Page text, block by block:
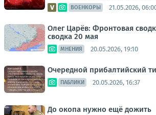
ВОЕНКОРЫ 21.05.2026,
Олег Царёв: Фронтовая
сводка 20 мая
МНЕНИЯ 20.05.2026, 19:10
Очередной прибалтийский
ПАБЛИКИ 20.05.2026, 16:37
До окопа нужно ещё дожить